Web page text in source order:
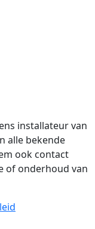
installateur van
alle bekende
ook contact
of onderhoud van